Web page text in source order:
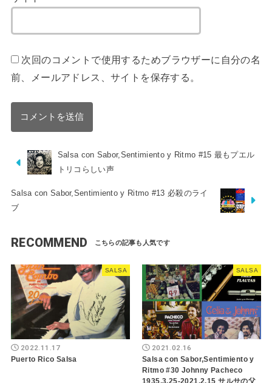
次回のコメントで使用するためブラウザーに自分の名
前、メールアドレス、サイトを保存する。
Salsa con Sabor,Sentimiento y Ritmo #15 最もプエル
トリコらしい声
Salsa con Sabor,Sentimiento y Ritmo #13 必殺のライ
ブ
RECOMMEND
SALSA
2022.11.17
Puerto Rico Salsa
SALSA
2021.02.16
Salsa con Sabor,Sentimiento y
Ritmo #30 Johnny Pacheco
1935.3.25-2021.2.15 サルサの父